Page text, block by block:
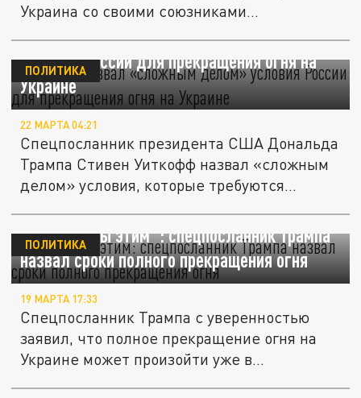
Украина со своими союзниками...
Уиткофф назвал «сложным делом»
условия России для прекращения огня на
Украине
ПОЛИТИКА
22 МАРТА 04:21
Спецпосланник президента США Дональда
Трампа Стивен Уиткофф назвал «сложным
делом» условия, которые требуются...
"Все заняты этим": спецпосланник Трампа
назвал сроки полного прекращения огня
ПОЛИТИКА
19 МАРТА 17:33
Спецпосланник Трампа с уверенностью
заявил, что полное прекращение огня на
Украине может произойти уже в...
Женевские аналитики предложили